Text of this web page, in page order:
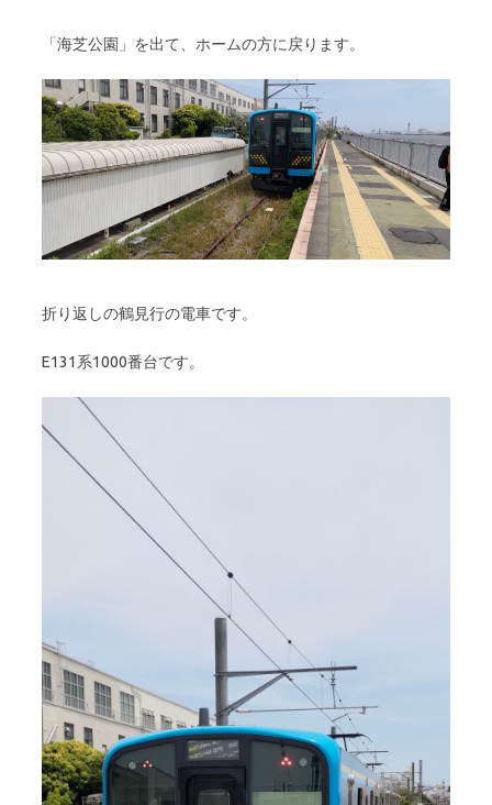
「海芝公園」を出て、ホームの方に戻ります。
折り返しの鶴見行の電車です。
E131系1000番台です。